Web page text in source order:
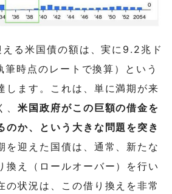
る米国債の額は、実に9.2兆ド
筆時点のレートで換算 ）という
します。これは、単に満期が来
、米国政府がこの巨額の借金を
のか、という大きな問題を突き
を迎えた国債は、通常、新たな
換え（ロールオーバー）を行い
の状況は、この借り換えを非常